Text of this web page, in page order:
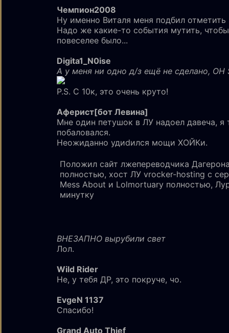
Чемпион2008
Ну именно Виталя меня подбил отметить
Надо же какие-то события мутить, чтобы
повеселее было...
Digita1_N0ise
А у меня ни одно д/з ещё не сделано, OH
P.S. С 10к, это очень круто!
Аферист[бот Левина]
Мне один петушок в ЛУ надоел давеча, я
побаловался.
Неожиданно удиdился мощи ХОЙКи.
Положил сайт лжепереводчика
полностью, хост ЛУ vrocker-hosting с
Mess About и Lolmortuary полностью,
минутку
ВНЕЗАПНО вырубили свет
Лол.
Wild Rider
Не, у тебя ДР, это покруче, чо.
EvgeN 1137
Спасибо!
Grand Auto Thief